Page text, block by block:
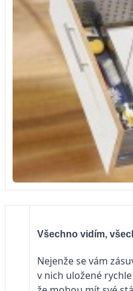
Všechno vidím,
Nejenže se vám
v nich uložené